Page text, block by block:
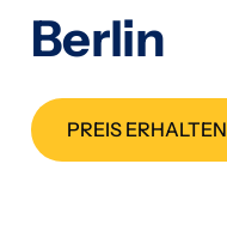
Berlin
PREIS ERHALTEN